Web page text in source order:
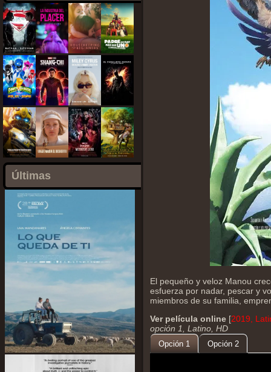
Últimas
El pequeño y veloz Manou
esfuerza por nadar, pescar y
miembros de su familia,
Ver película online [2019,
opción 1, Latino, HD
Opción 1 Opción 2